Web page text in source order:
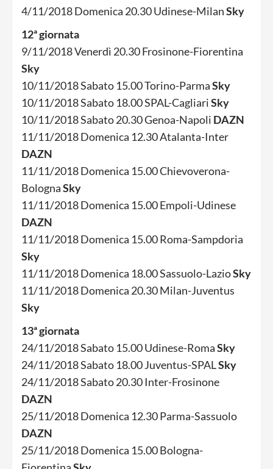
4/11/2018 Domenica 20.30 Udinese-MilanSky
12ª giornata
9/11/2018 Venerdì 20.30 Frosinone-Fiorentina
Sky
10/11/2018 Sabato 15.00 Torino-ParmaSky
10/11/2018 Sabato 18.00 SPAL-CagliariSky
10/11/2018 Sabato 20.30 Genoa-Napoli DAZN
11/11/2018 Domenica 12.30 Atalanta-Inter
DAZN
11/11/2018 Domenica 15.00 Chievoverona-
BolognaSky
11/11/2018 Domenica 15.00 Empoli-Udinese
DAZN
11/11/2018 Domenica 15.00 Roma-Sampdoria
Sky
11/11/2018 Domenica 18.00 Sassuolo-LazioSky
11/11/2018 Domenica 20.30 Milan-Juventus
Sky
13ª giornata
24/11/2018 Sabato 15.00 Udinese-RomaSky
24/11/2018 Sabato 18.00 Juventus-SPALSky
24/11/2018 Sabato 20.30 Inter-Frosinone
DAZN
25/11/2018 Domenica 12.30 Parma-Sassuolo
DAZN
25/11/2018 Domenica 15.00 Bologna-